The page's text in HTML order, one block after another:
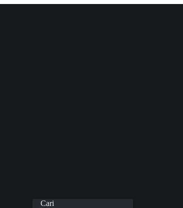
Cari